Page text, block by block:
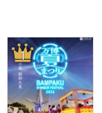
1